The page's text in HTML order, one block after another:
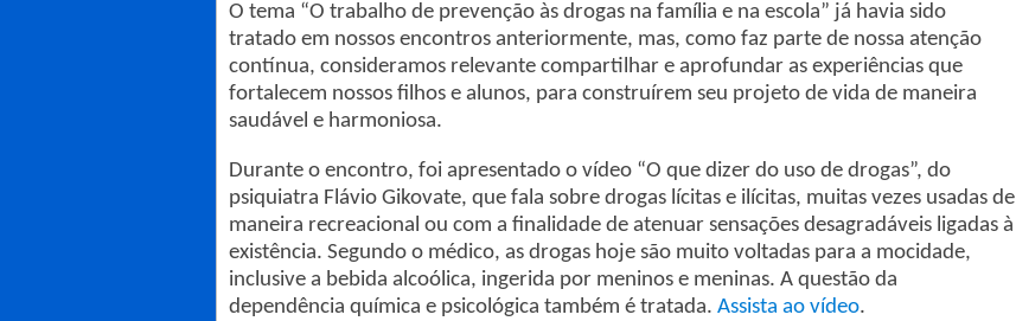
O tema “O trabalho de prevenção às drogas na família e na escola” já havia sido
tratado em nossos encontros anteriormente, mas, como faz parte de nossa atenção
contínua, consideramos relevante compartilhar e aprofundar as experiências que
fortalecem nossos filhos e alunos, para construírem seu projeto de vida de maneira
saudável e harmoniosa.
Durante o encontro, foi apresentado o vídeo “O que dizer do uso de drogas”, do
psiquiatra Flávio Gikovate, que fala sobre drogas lícitas e ilícitas, muitas vezes usadas de
maneira recreacional ou com a finalidade de atenuar sensações desagradáveis ligadas à
existência. Segundo o médico, as drogas hoje são muito voltadas para a mocidade,
inclusive a bebida alcoólica, ingerida por meninos e meninas. A questão da
dependência química e psicológica também é tratada. Assista ao vídeo.